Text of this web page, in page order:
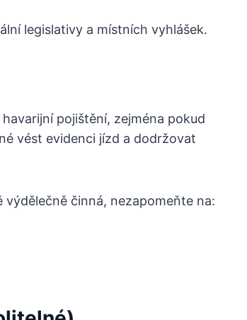
legislativy a místních vyhlášek.
pojištění, zejména pokud
vést evidenci jízd a dodržovat
činná, nezapomeňte na: